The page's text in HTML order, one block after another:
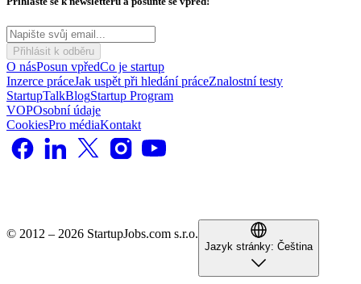
Přihlásit k odběru
O násPosun vpředCo je startup
Inzerce práceJak uspět při hledání práceZnalostní testy
StartupTalkBlogStartup Program
VOPOsobní údaje
CookiesPro médiaKontakt
© 2012 – 2026 StartupJobs.com s.r.o.
Jazyk stránky: Čeština